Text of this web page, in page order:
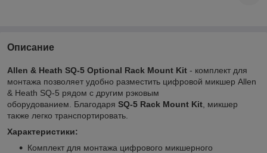
Описание
Allen & Heath SQ-5 Optional Rack Mount Kit - комплект для
монтажа позволяет удобно разместить цифровой микшер Allen
& Heath SQ-5 рядом с другим рэковым
оборудованием. Благодаря SQ-5 Rack Mount Kit , микшер
также легко транспортировать.
Характеристики:
Комплект для монтажа цифрового микшерного